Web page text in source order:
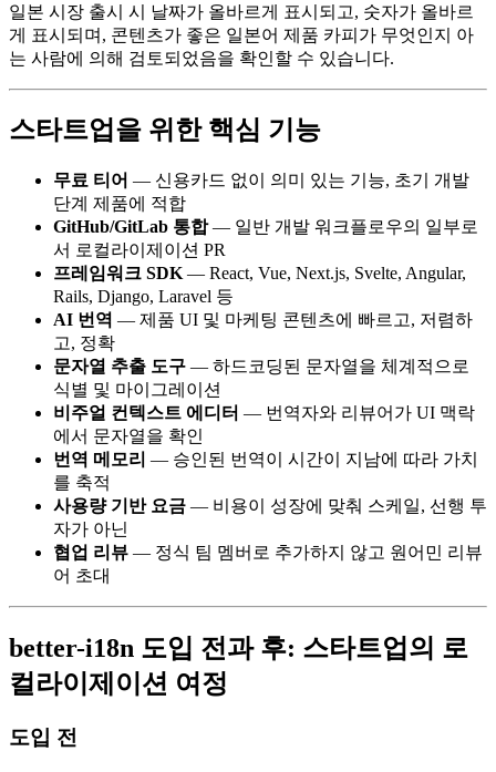
일본 시장 출시 시 날짜가 올바르게 표시되고, 숫자가 올바르
게 표시되며, 콘텐츠가 좋은 일본어 제품 카피가 무엇인지 아
는 사람에 의해 검토되었음을 확인할 수 있습니다.
스타트업을 위한 핵심 기능
무료 티어 — 신용카드 없이 의미 있는 기능, 초기 개발
단계 제품에 적합
GitHub/GitLab 통합— 일반 개발 워크플로우의 일부로
서 로컬라이제이션 PR
프레임워크 SDK — React, Vue, Next.js, Svelte, Angular,
Rails, Django, Laravel 등
AI 번역 — 제품 UI 및 마케팅 콘텐츠에 빠르고, 저렴하
고, 정확
문자열 추출 도구 — 하드코딩된 문자열을 체계적으로
식별 및 마이그레이션
비주얼 컨텍스트 에디터 — 번역자와 리뷰어가 UI 맥락
에서 문자열을 확인
번역 메모리 — 승인된 번역이 시간이 지남에 따라 가치
를 축적
사용량 기반 요금 — 비용이 성장에 맞춰 스케일, 선행 투
자가 아닌
협업 리뷰 — 정식 팀 멤버로 추가하지 않고 원어민 리뷰
어 초대
better-i18n 도입 전과 후: 스타트업의 로
컬라이제이션 여정
도입 전